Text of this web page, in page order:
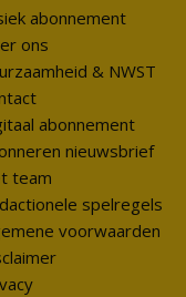
abonnement
ons
& NWST
abonnement
nieuwsbrief
team
spelregels
voorwaarden